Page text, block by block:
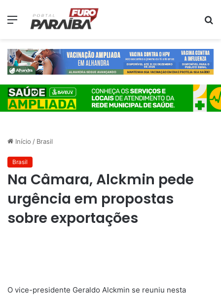
Menu
Início / Brasil
Brasil
Na Câmara, Alckmin pede
urgência em propostas
sobre exportações
O vice-presidente Geraldo Alckmin se reuniu nesta